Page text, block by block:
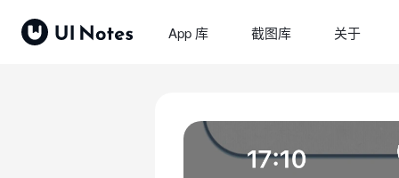
App 库 截图库 关于